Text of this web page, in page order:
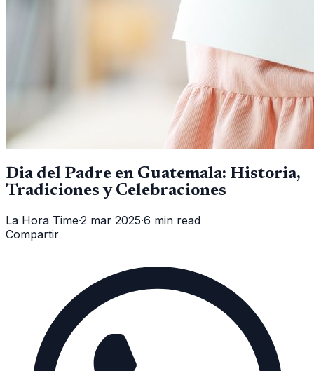
Dia del Padre en Guatemala: Historia,
Tradiciones y Celebraciones
La Hora Time·2 mar 2025·6 min read
Compartir